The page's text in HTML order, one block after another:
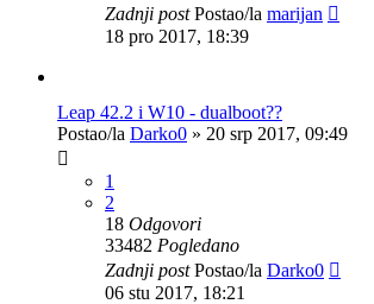
Zadnji postPostao/la marijan
18 pro 2017, 18:39
Leap 42.2 i W10 - dualboot??
Postao/la Darko0 » 20 srp 2017, 09:49
1
2
18 Odgovori
33482 Pogledano
Zadnji postPostao/la Darko0
06 stu 2017, 18:21